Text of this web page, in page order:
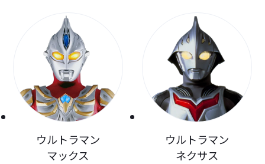
ウルトラマン
マックス
ウルトラマン
ネクサス